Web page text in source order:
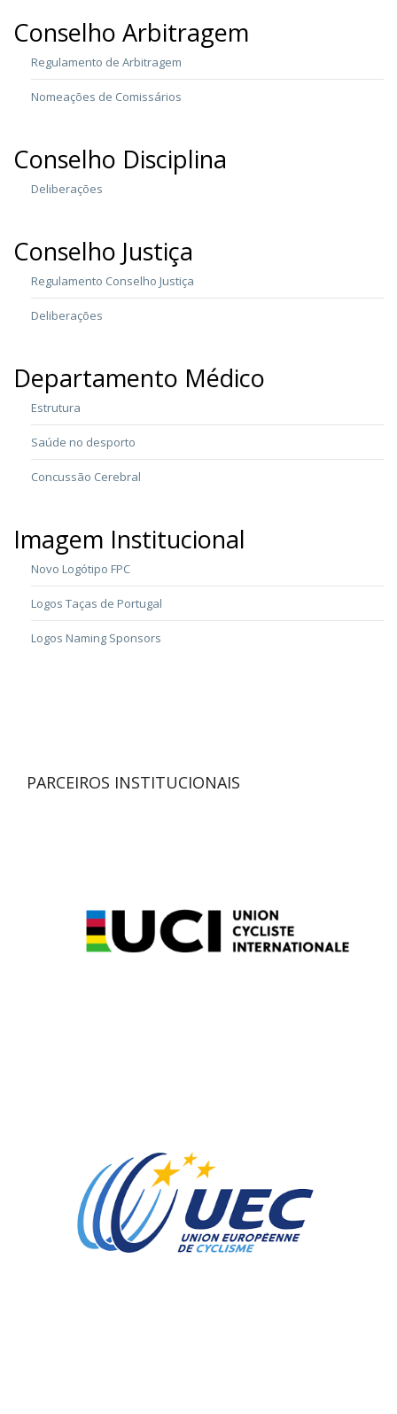
Conselho Arbitragem
Regulamento de Arbitragem
Nomeações de Comissários
Conselho Disciplina
Deliberações
Conselho Justiça
Regulamento Conselho Justiça
Deliberações
Departamento Médico
Estrutura
Saúde no desporto
Concussão Cerebral
Imagem Institucional
Novo Logótipo FPC
Logos Taças de Portugal
Logos Naming Sponsors
PARCEIROS INSTITUCIONAIS